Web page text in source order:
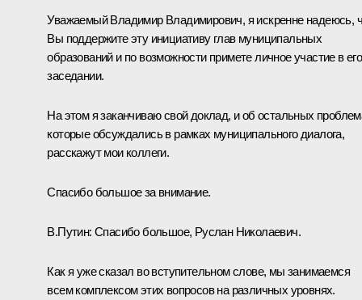
Уважаемый Владимир Владимирович, я искренне надеюсь,
Вы поддержите эту инициативу глав муниципальных
образований и по возможности примете личное участие в его
заседании.
На этом я заканчиваю свой доклад, и об остальных
которые обсуждались в рамках муниципального диалога,
расскажут мои коллеги.
Спасибо большое за внимание.
В.Путин: Спасибо большое, Руслан Николаевич.
Как я уже сказал во вступительном слове, мы занимаемся
всем комплексом этих вопросов на различных уровнях.